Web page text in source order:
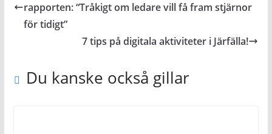
rapporten: “Tråkigt om ledare vill få fram stjärnor
för tidigt”
7 tips på digitala aktiviteter i Järfälla!
Du kanske också gillar